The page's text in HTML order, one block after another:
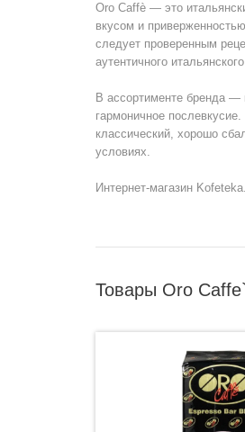
Oro Caffè — это
вкусом и
следует проверенным
аутентичного
В ассортименте бренда —
гармоничное
классический, хорошо
условиях.
Интернет-магазин
Товары Oro